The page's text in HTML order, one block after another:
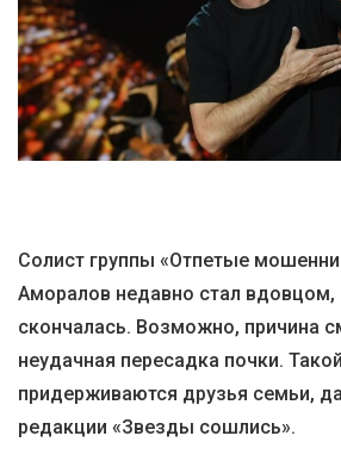
Солист группы «Отпетые
Аморалов недавно стал вдовцом,
скончалась. Возможно, причина
неудачная пересадка почки.
придерживаются друзья семьи,
редакции «Звезды сошлись».